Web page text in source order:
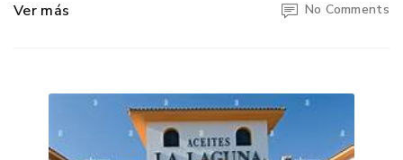
Ver más No Comments